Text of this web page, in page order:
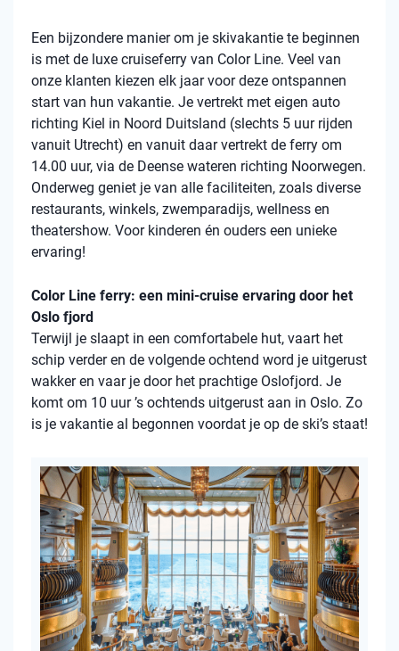
Een bijzondere manier om je skivakantie te beginnen
is met de luxe cruiseferry van Color Line. Veel van
onze klanten kiezen elk jaar voor deze ontspannen
start van hun vakantie. Je vertrekt met eigen auto
richting Kiel in Noord Duitsland (slechts 5 uur rijden
vanuit Utrecht) en vanuit daar vertrekt de ferry om
14.00 uur, via de Deense wateren richting Noorwegen.
Onderweg geniet je van alle faciliteiten, zoals diverse
restaurants, winkels, zwemparadijs, wellness en
theatershow. Voor kinderen én ouders een unieke
ervaring!
Color Line ferry: een mini-cruise ervaring door het
Oslo fjord
Terwijl je slaapt in een comfortabele hut, vaart het
schip verder en de volgende ochtend word je uitgerust
wakker en vaar je door het prachtige Oslofjord. Je
komt om 10 uur ’s ochtends uitgerust aan in Oslo. Zo
is je vakantie al begonnen voordat je op de ski’s staat!